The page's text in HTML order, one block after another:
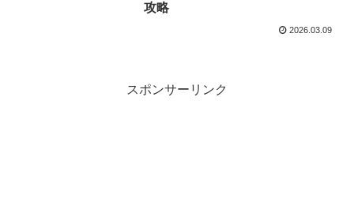
攻略
2026.03.09
スポンサーリンク